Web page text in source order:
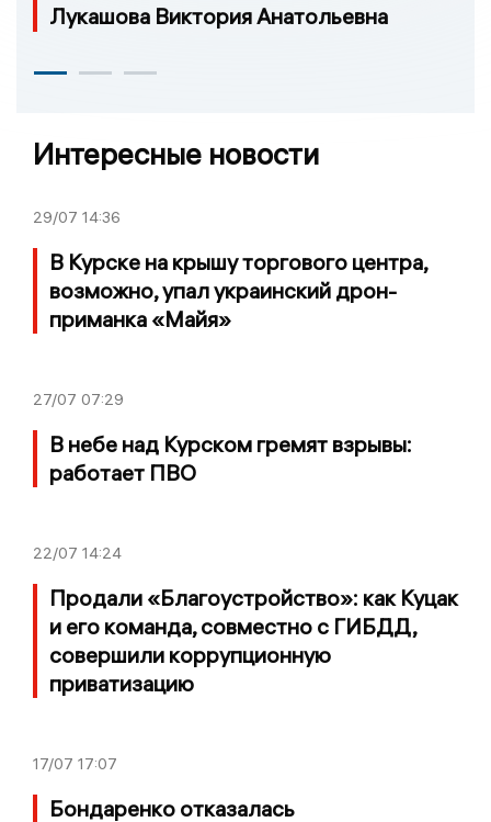
Лукашова Виктория Анатольевна
Интересные новости
29/07 14:36
В Курске на крышу торгового центра,
возможно, упал украинский дрон-
приманка «Майя»
27/07 07:29
В небе над Курском гремят взрывы:
работает ПВО
22/07 14:24
Продали «Благоустройство»: как Куцак
и его команда, совместно с ГИБДД,
совершили коррупционную
приватизацию
17/07 17:07
Бондаренко отказалась